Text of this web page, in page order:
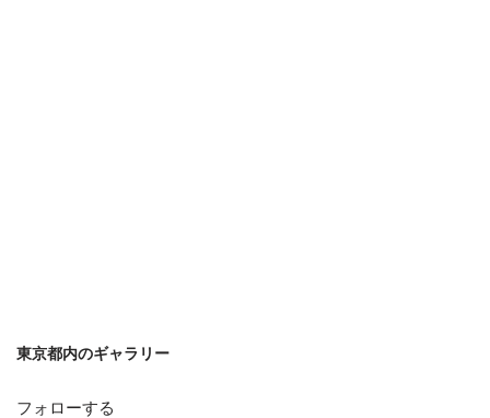
東京都内のギャラリー
フォローする